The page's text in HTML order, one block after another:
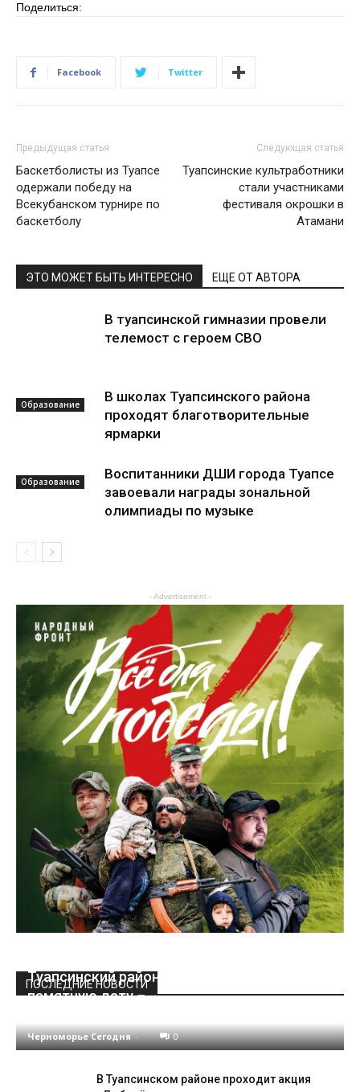
Поделиться:
Facebook Twitter
Предыдущая статья
Баскетболисты из Туапсе
одержали победу на
Всекубанском турнире по
баскетболу
Следующая статья
Туапсинские культработники
стали участниками
фестиваля окрошки в
Атамани
ЭТО МОЖЕТ БЫТЬ ИНТЕРЕСНО ЕЩЕ ОТ АВТОРА
Образование
В туапсинской гимназии провели
телемост с героем СВО
Образование
В школах Туапсинского района
проходят благотворительные
ярмарки
Культура
Воспитанники ДШИ города Туапсе
завоевали награды зональной
олимпиады по музыке
- Advertisement -
ПОСЛЕДНИЕ НОВОСТИ
Туапсинский район отметил сегодня
памятную дату –
Черноморье Сегодня - 0
В Туапсинском районе проходит акция